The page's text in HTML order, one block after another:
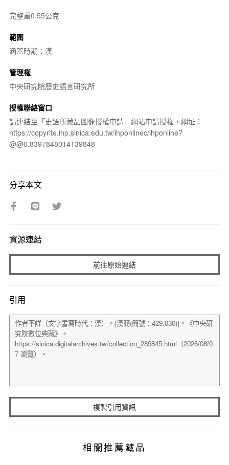
完整重0.55公克
範圍
涵蓋時期：漢
管理權
中央研究院歷史語言研究所
授權聯絡窗口
請連結至「史語所藏品圖像授權申請」網站申請授權，網址：
https://copyrite.ihp.sinica.edu.tw/ihponlinec/ihponline?
@@0.8397848014139848
分享本文
資源連結
前往原始連結
引用
複製引用資訊
相關推薦藏品